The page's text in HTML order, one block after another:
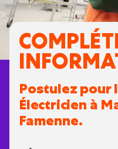
Postulez pour
Électricien à
Famenne.